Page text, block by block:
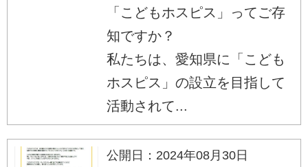
「こどもホスピス」ってご存
知ですか？
私たちは、愛知県に「こども
ホスピス」の設立を目指して
活動されて...
公開日：2024年08月30日